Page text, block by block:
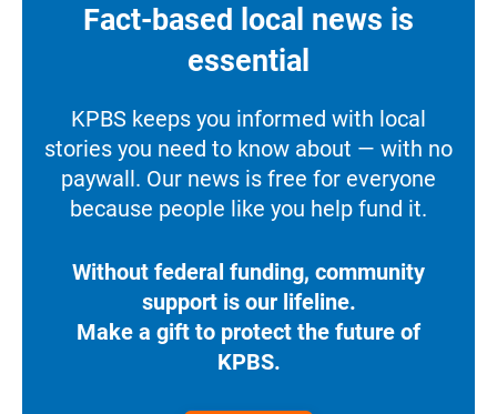
Fact-based local news is
essential
KPBS keeps you informed with local
stories you need to know about — with no
paywall. Our news is free for everyone
because people like you help fund it.
Without federal funding, community
support is our lifeline.
Make a gift to protect the future of
KPBS.